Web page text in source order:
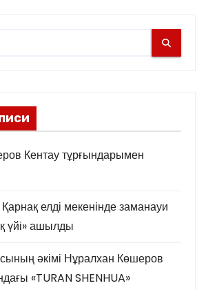
Кентау тұрғындарымен
елді мекенінде заманауи
үйі» ашылды
әкімі Нұралхан Көшеров
«TURAN SHENHUA»